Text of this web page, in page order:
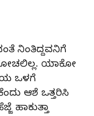
ನಿಂತಿದ್ದವನಿಗೆ
ಯಾಕೋ
ಒಳಗೆ
ಆಶೆ ಒತ್ತರಿಸಿ
ಹಾಕುತ್ತಾ